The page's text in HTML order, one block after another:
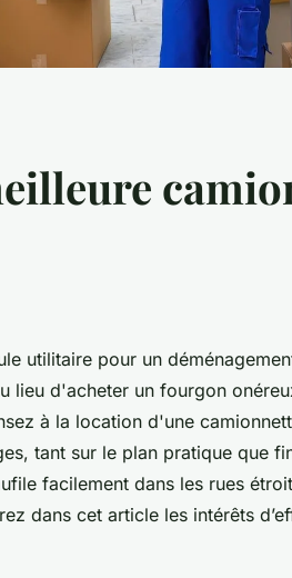
utilitaire pour un
lieu d'acheter un fourgon
à la location d'une
tant sur le plan pratique que
facilement dans les rues
dans cet article les intérêts